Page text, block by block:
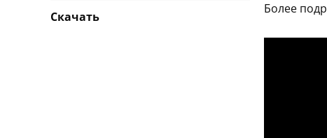
Более
Скачать